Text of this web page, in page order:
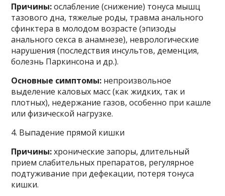
Причины:ослабление (снижение) тонуса мышц
тазового дна, тяжелые роды, травма анального
сфинктера в молодом возрасте (эпизоды
анального секса в анамнезе), неврологические
нарушения (последствия инсультов, деменция,
болезнь Паркинсона и др.).
Основные симптомы: непроизвольное
выделение каловых масс (как жидких, так и
плотных), недержание газов, особенно при кашле
или физической нагрузке.
4. Выпадение прямой кишки
Причины:хронические запоры, длительный
прием слабительных препаратов, регулярное
подтуживание при дефекации, потеря тонуса
кишки.